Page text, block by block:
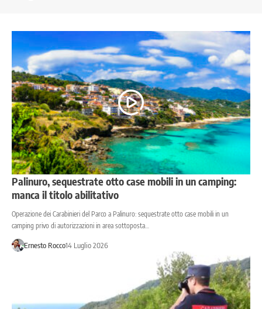
Palinuro, sequestrate otto case mobili in un camping:
manca il titolo abilitativo
Operazione dei Carabinieri del Parco a Palinuro: sequestrate otto case mobili in un
camping privo di autorizzazioni in area sottoposta…
Ernesto Rocco14 Luglio 2026